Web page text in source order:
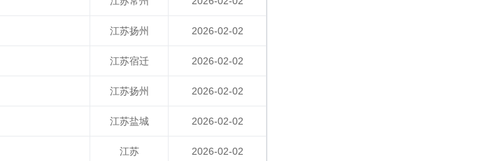
江苏扬州 2026-02-02
江苏宿迁 2026-02-02
江苏扬州 2026-02-02
江苏盐城 2026-02-02
江苏 2026-02-02